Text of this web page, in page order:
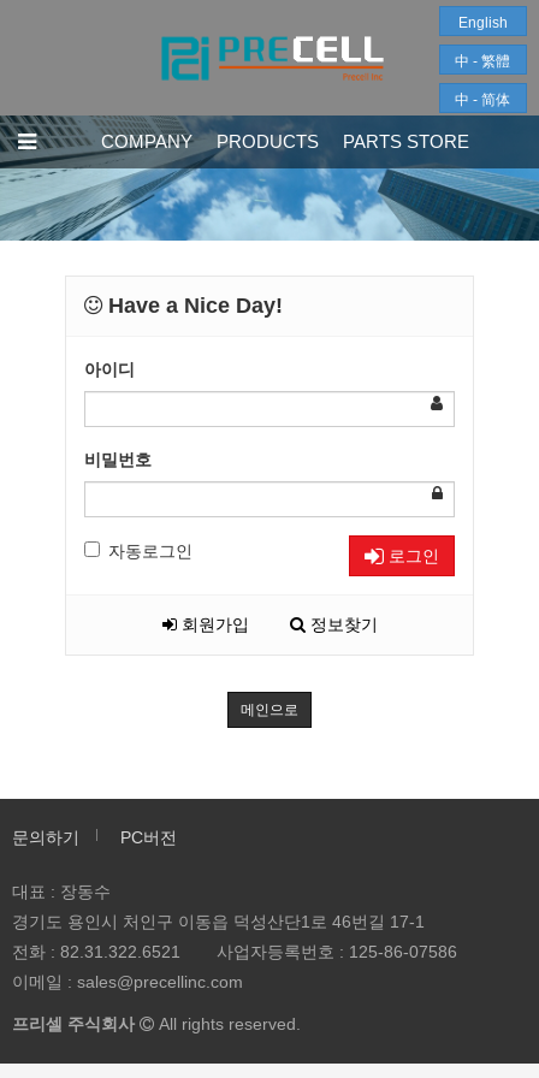
English
中 - 繁體
中 - 简体
COMPANY PRODUCTS PARTS STORE
Have a Nice Day!
아이디
비밀번호
자동로그인 로그인
회원가입 정보찾기
메인으로
문의하기 PC버전
대표 : 장동수
경기도 용인시 처인구 이동읍 덕성산단1로 46번길 17-1
전화 : 82.31.322.6521 사업자등록번호 : 125-86-07586
이메일 : sales@precellinc.com
프리셀 주식회사 All rights reserved.